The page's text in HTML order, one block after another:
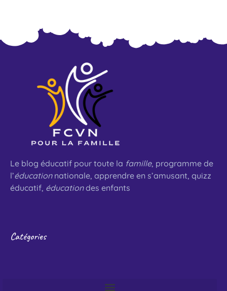
Le blog éducatif pour toute la famille, programme de
l’éducationnationale, apprendre en s’amusant, quizz
éducatif, éducationdes enfants
Catégories